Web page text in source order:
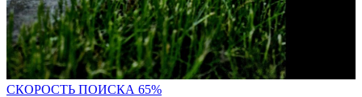
СКОРОСТЬ ПОИСКА 65%